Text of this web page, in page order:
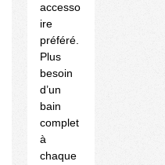
accesso
ire
préféré.
Plus
besoin
d’un
bain
complet
à
chaque